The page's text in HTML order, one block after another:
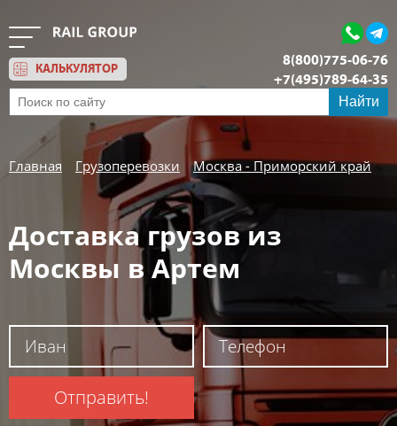
Найти
КАЛЬКУЛЯТОР
8(800)775-06-76
+7(495)789-64-35
Обратный звонок
Главная Грузоперевозки Москва - Приморский край
Доставка грузов из
Москвы в Артем
Отправить!